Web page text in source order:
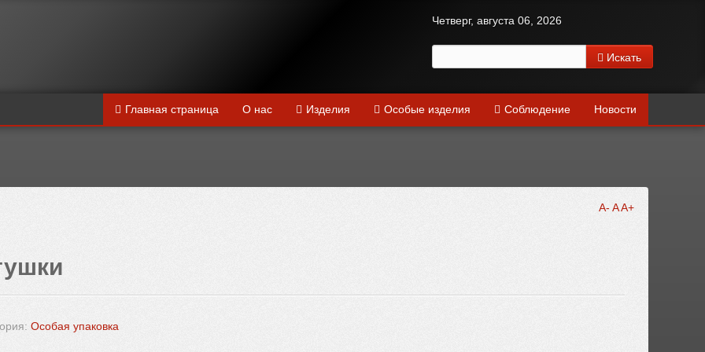
Четверг, августа 06, 2026
Искать
Главная страница О нас Изделия Особые изделия Соблюдение Новости
A- AA+
Особая упаковка